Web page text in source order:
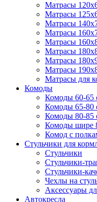
Матрасы
Матрасы
Матрасы
Матрасы
Матрасы
Матрасы
Матрасы
Матрасы
Матрасы для
Комоды
Комоды 60-65
Комоды 65-80
Комоды 80-85
Комоды шире
Комод с
Стульчики для
Стульчики
Стульчики-
Стульчики-
Чехлы на
Аксессуары
Автокресла